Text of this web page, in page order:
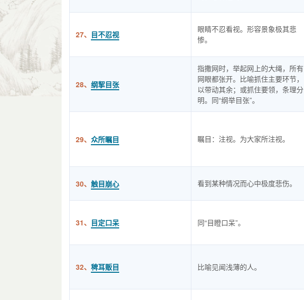
27、 目不忍视
眼睛不忍看视。形容景象极其悲
惨。
28、 纲挈目张
指撒网时，举起网上的大绳，所有
网眼都张开。比喻抓住主要环节，
以带动其余；或抓住要领，条理分
明。同“纲举目张”。
29、 众所瞩目 瞩目：注视。为大家所注视。
30、 触目崩心 看到某种情况而心中极度悲伤。
31、 目定口呆 同“目瞪口呆”。
32、 稗耳贩目 比喻见闻浅薄的人。